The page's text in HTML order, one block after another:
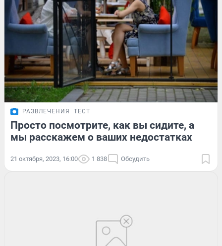
РАЗВЛЕЧЕНИЯ ТЕСТ
Просто посмотрите, как вы сидите, а
мы расскажем о ваших недостатках
21 октября, 2023, 16:00 1 838 Обсудить